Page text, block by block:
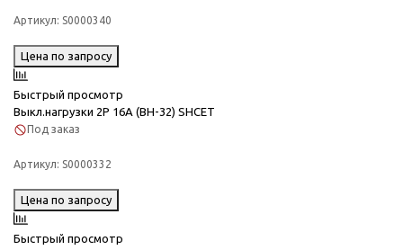
Артикул: S0000340
Цена по запросу
Быстрый просмотр
Выкл.нагрузки 2Р 16А (ВН-32) SHCET
Под заказ
Артикул: S0000332
Цена по запросу
Быстрый просмотр